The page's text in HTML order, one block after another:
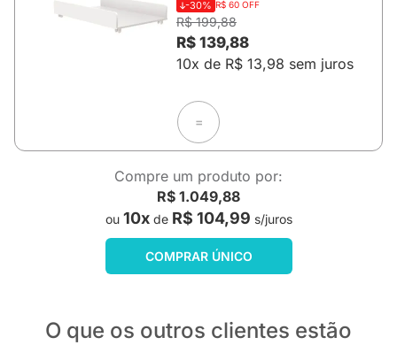
-30% R$ 60 OFF
R$ 199,88
R$ 139,88
10x de R$ 13,98 sem juros
=
Compre um produto por:
R$ 1.049,88
ou 10xde R$ 104,99 s/juros
COMPRAR ÚNICO
O que os outros clientes estão